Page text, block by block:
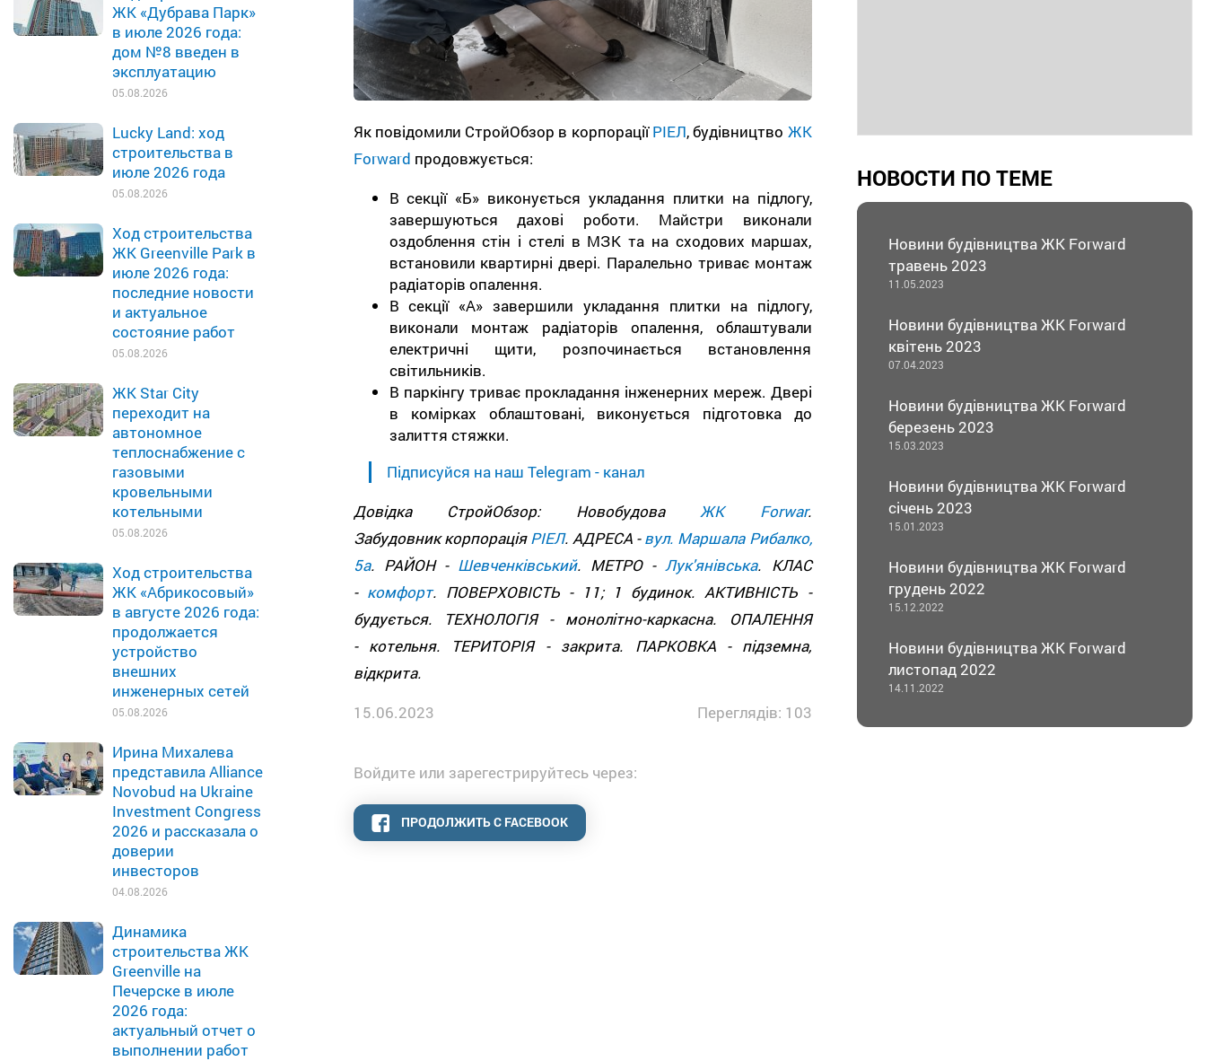
ЖК «Дубрава Парк»
в июле 2026 года:
дом №8 введен в
эксплуатацию
05.08.2026
Lucky Land: ход
строительства в
июле 2026 года
05.08.2026
Ход строительства
ЖК Greenville Park в
июле 2026 года:
последние новости
и актуальное
состояние работ
05.08.2026
ЖК Star City
переходит на
автономное
теплоснабжение с
газовыми
кровельными
котельными
05.08.2026
Ход строительства
ЖК «Абрикосовый»
в августе 2026 года:
продолжается
устройство
внешних
инженерных сетей
05.08.2026
Ирина Михалева
представила Alliance
Novobud на Ukraine
Investment Congress
2026 и рассказала о
доверии
инвесторов
04.08.2026
Динамика
строительства ЖК
Greenville на
Печерске в июле
2026 года:
актуальный отчет о
выполнении работ
Як повідомили СтройОбзор в корпораціїРІЕЛ, будівництво ЖК
Forward продовжується:
В секції «Б» виконується укладання плитки на підлогу,
завершуються дахові роботи. Майстри виконали
оздоблення стін і стелі в МЗК та на сходових маршах,
встановили квартирні двері. Паралельно триває монтаж
радіаторів опалення.
В секції «А» завершили укладання плитки на підлогу,
виконали монтаж радіаторів опалення, облаштували
електричні щити, розпочинається встановлення
світильників.
В паркінгу триває прокладання інженерних мереж. Двері
в комірках облаштовані, виконується підготовка до
залиття стяжки.
Підписуйся на наш Telegram - канал
Довідка СтройОбзор: Новобудова ЖК Forwar.
Забудовник корпораціяРІЕЛ. АДРЕСА -вул. Маршала Рибалко,
5а. РАЙОН - Шевченківський. МЕТРО - Лук'янівська. КЛАС
- комфорт. ПОВЕРХОВІСТЬ - 11; 1 будинок. АКТИВНІСТЬ -
будується. ТЕХНОЛОГІЯ - монолітно-каркасна. ОПАЛЕННЯ
- котельня. ТЕРИТОРІЯ - закрита. ПАРКОВКА - підземна,
відкрита.
15.06.2023
Переглядів: 103
Войдите или зарегестрируйтесь через:
ПРОДОЛЖИТЬ С FACEBOOK
НОВОСТИ ПО ТЕМЕ
Новини будівництва ЖК Forward
травень 2023
11.05.2023
Новини будівництва ЖК Forward
квітень 2023
07.04.2023
Новини будівництва ЖК Forward
березень 2023
15.03.2023
Новини будівництва ЖК Forward
січень 2023
15.01.2023
Новини будівництва ЖК Forward
грудень 2022
15.12.2022
Новини будівництва ЖК Forward
листопад 2022
14.11.2022